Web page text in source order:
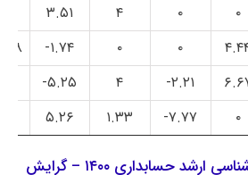
۰ ۰ ۴ ۳.۵۱
۰ ۰ ۱.۷۴-
۲.۲۱- ۴ ۵.۲۵-
۰ ۷.۷۷- ۱.۳۳ ۵.۲۶
نمونه کارنامه های کارشناسی ارشد حسابداری ۱۴۰۰ – گرایش